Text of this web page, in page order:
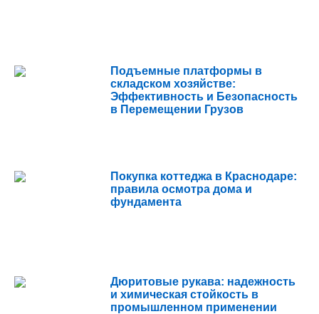
Подъемные платформы в
складском хозяйстве:
Эффективность и Безопасность
в Перемещении Грузов
Покупка коттеджа в Краснодаре:
правила осмотра дома и
фундамента
Дюритовые рукава: надежность
и химическая стойкость в
промышленном применении